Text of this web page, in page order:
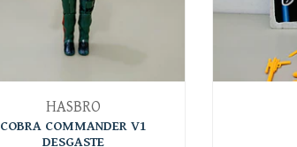
HASBRO
COBRA COMMANDER V1
DESGASTE